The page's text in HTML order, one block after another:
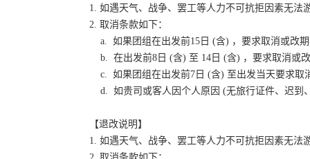
1. 如遇天气、战争、罢工等人力不可抗拒因素无
2. 取消条款如下：
a. 如果团组在出发前15日 (含) ，要求取消或改
b. 在出发前8日 (含) 至 14日 (含) ，要求取消或
c. 如果团组在出发前7日 (含) 至出发当天要求取
d. 如贵司或客人因个人原因 (无旅行证件、迟到
【退改说明】
1. 如遇天气、战争、罢工等人力不可抗拒因素无